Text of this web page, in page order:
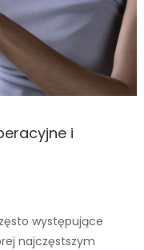
i
występujące
najczęstszym